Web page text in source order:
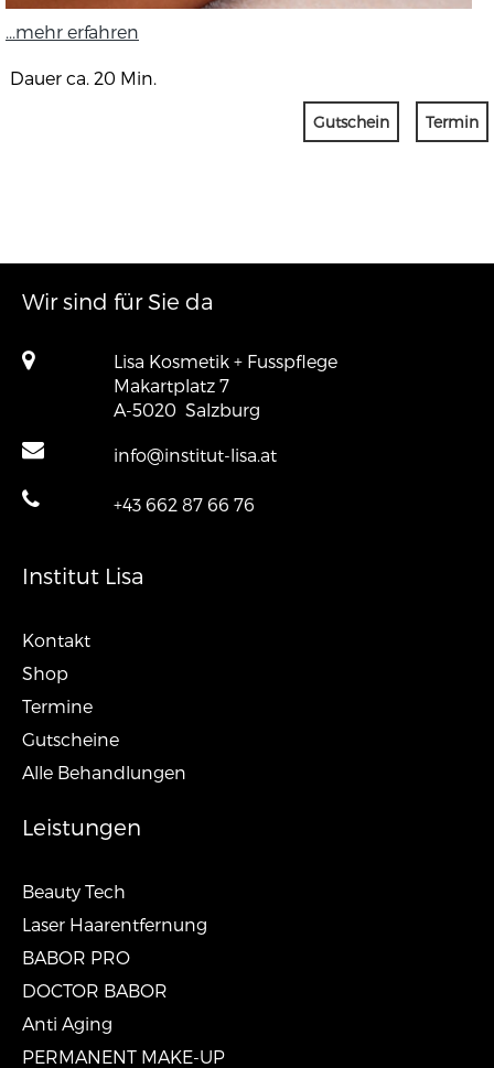
...mehr erfahren
Dauer ca. 20 Min.
Gutschein Termin
Wir sind für Sie da
Lisa Kosmetik + Fusspflege
Makartplatz 7
A-5020 Salzburg
info@institut-lisa.at
+43 662 87 66 76
Institut Lisa
Kontakt
Shop
Termine
Gutscheine
Alle Behandlungen
Leistungen
Beauty Tech
Laser Haarentfernung
BABOR PRO
DOCTOR BABOR
Anti Aging
PERMANENT MAKE-UP